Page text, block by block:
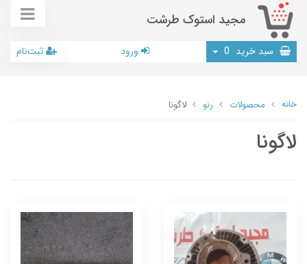
مجید استوک طرشت
سبد خرید 0 ورود ثبت‌نام
خانه محصولات رنو لاگونا
لاگونا